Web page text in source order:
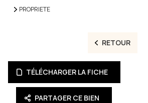
PROPRIETE
RETOUR
TÉLÉCHARGER LA FICHE
PARTAGER CE BIEN